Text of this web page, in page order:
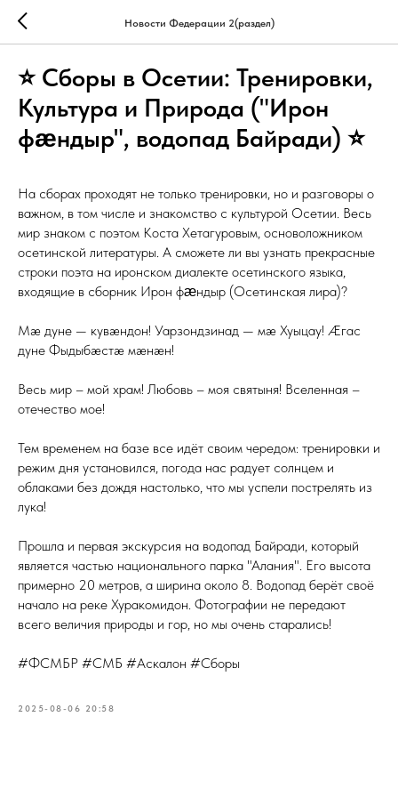
Новости Федерации 2(раздел)
⭐ Сборы в Осетии: Тренировки,
Культура и Природа ("Ирон
фӕндыр", водопад Байради) ⭐
На сборах проходят не только тренировки, но и разговоры о
важном, в том числе и знакомство с культурой Осетии. Весь
мир знаком с поэтом Коста Хетагуровым, основоложником
осетинской литературы. А сможете ли вы узнать прекрасные
строки поэта на иронском диалекте осетинского языка,
входящие в сборник Ирон фӕндыр (Осетинская лира)?
Мæ дуне — кувæндон! Уарзондзинад — мæ Хуыцау! Æгас
дуне Фыдыбæстæ мæнæн!
Весь мир – мой храм! Любовь – моя святыня! Вселенная –
отечество мое!
Тем временем на базе все идёт своим чередом: тренировки и
режим дня установился, погода нас радует солнцем и
облаками без дождя настолько, что мы успели пострелять из
лука!
Прошла и первая экскурсия на водопад Байради, который
является частью национального парка "Алания". Его высота
примерно 20 метров, а ширина около 8. Водопад берёт своё
начало на реке Хуракомидон. Фотографии не передают
всего величия природы и гор, но мы очень старались!
#ФСМБР #СМБ #Аскалон #Сборы
2025-08-06 20:58